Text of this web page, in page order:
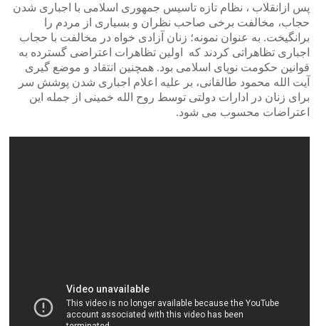
پس ازانقلاب ، نظام تازه تاسیس جمهوری اسلامی با اجباری شدن
حجاب، مخالفت برخی صاحب نظران و بسیاری از مردم را
برانگیخت. به عنوان نمونه؛ زنان آزادی خواه در مخالفت با حجاب
اجباری تظاهراتی کردند که اولین تظاهرات اعتراضی گسترده به
قوانین حکومت نوپای اسلامی بود. همچنین انتقاد و موضع گیری
آیت الله محمود طالقانی، بر علیه اعلام اجباری شدن پوشش سر
برای زنان در ادارات دولتی توسط روح الله خمینی از جمله این
اعتراضات محسوب می شود.